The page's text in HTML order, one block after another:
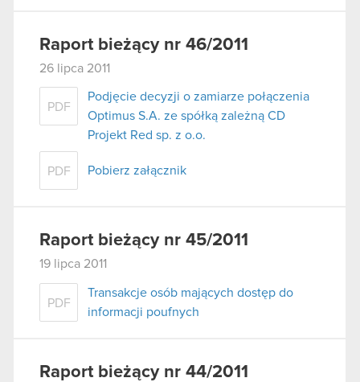
Raport bieżący nr 46/2011
26 lipca 2011
PDF
Podjęcie decyzji o zamiarze połączenia
Optimus S.A. ze spółką zależną CD
Projekt Red sp. z o.o.
PDF Pobierz załącznik
Raport bieżący nr 45/2011
19 lipca 2011
PDF
Transakcje osób mających dostęp do
informacji poufnych
Raport bieżący nr 44/2011